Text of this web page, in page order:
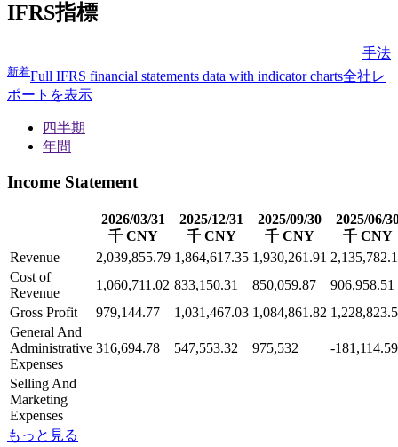
IFRS指標
手法
新着Full IFRS financial statements data with indicator charts全社レ
ポートを表示
四半期
年間
Income Statement
2026/03/31
千 CNY
2025/12/31
千 CNY
2025/09/30
千 CNY
2025/06/
千 CNY
Revenue
2,039,855.79 1,864,617.35 1,930,261.91 2,135,782.1
Cost of
Revenue
1,060,711.02 833,150.31 850,059.87
906,958.51
Gross Profit
979,144.77 1,031,467.03 1,084,861.82
General And
Administrative
Expenses
316,694.78 547,553.32 975,532 -181,114.59
Selling And
Marketing
Expenses
もっと見る